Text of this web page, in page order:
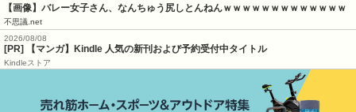
【画像】バレー女子さん、なんちゅう尻しとんねんｗｗｗｗｗｗｗｗｗｗｗｗｗ
不思議.net
2026/08/08
[PR] 【マンガ】Kindle 人気の新刊および予約受付中タイトル
Kindleストア